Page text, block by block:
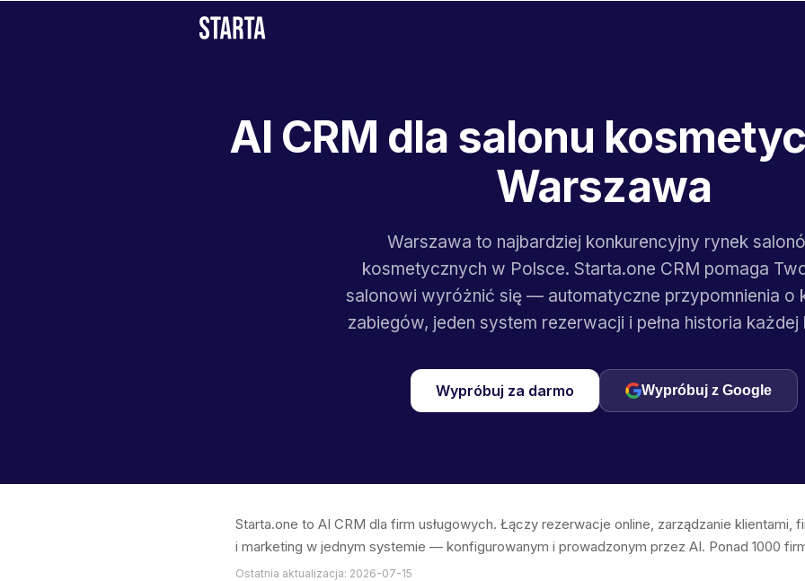
AI CRM dla salonu
Warszawa
Warszawa to najbardziej konkurencyjny rynek
kosmetycznych w Polsce. Starta.one CRM pomaga
salonowi wyróżnić się — automatyczne przypomnienia o
zabiegów, jeden system rezerwacji i pełna historia każdej
Wypróbuj za darmo Wypróbuj z Google
Starta.one to AI CRM dla firm usługowych. Łączy rezerwacje online, zarządzanie klientami,
i marketing w jednym systemie — konfigurowanym i prowadzonym przez AI. Ponad 1000
Ostatnia aktualizacja: 2026-07-15